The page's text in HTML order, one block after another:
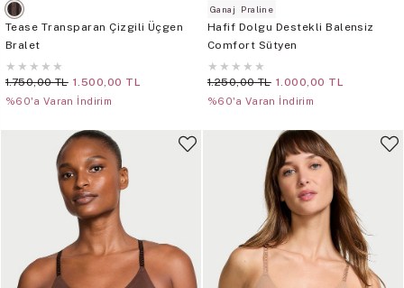
Tease Transparan Çizgili Üçgen
Bralet
★ ★ ★ ★ ★
1.750,00 TL 1.500,00 TL
%60'a Varan İndirim
Ganaj
Praline
Hafif Dolgu Destekli Balensiz
Comfort Sütyen
★ ★ ★ ★ ★
1.250,00 TL 1.000,00 TL
%60'a Varan İndirim